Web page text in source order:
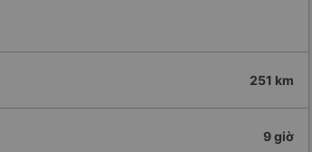
251 km
9 giờ